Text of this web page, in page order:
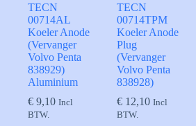
TECN
00714AL
Koeler Anode
(Vervanger
Volvo Penta
838929)
Aluminium
€ 9,10 Incl
BTW.
TECN
00714TPM
Koeler Anode
Plug
(Vervanger
Volvo Penta
838928)
€ 12,10 Incl
BTW.